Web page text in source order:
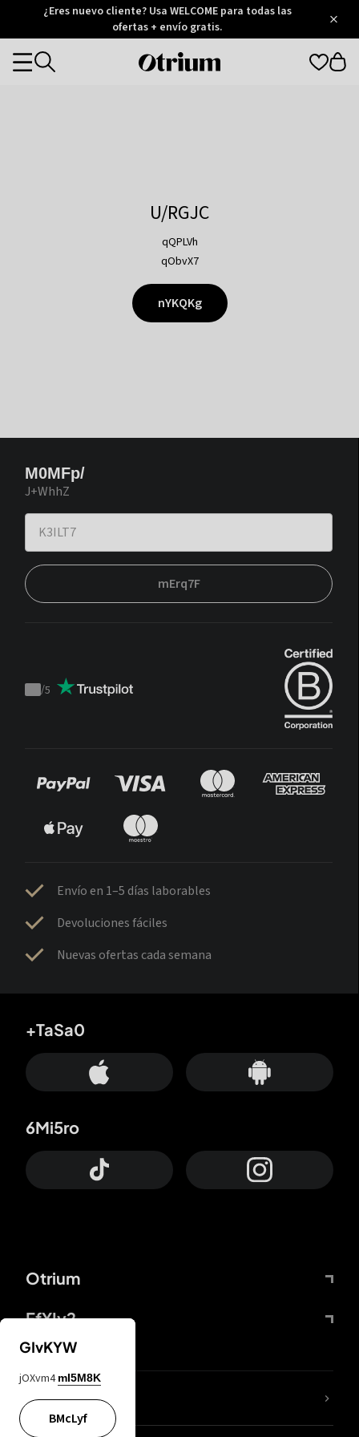
Otrium
Trustpilot
¿Eres nuevo cliente? Usa WELCOME para todas las
ofertas + envío gratis.
Otrium
Categories
U/RGJC
qQPLVh
qObvX7
nYKQKg
M0MFp/
J+WhhZ
mErq7F
Trustpilot
/5
Envío en 1–5 días laborables
Devoluciones fáciles
Nuevas ofertas cada semana
Otrium
FfYIy2
+TaSa0
6Mi5ro
65A04M
GIvKYW
jOXvm4 mI5M8K
BMcLyf